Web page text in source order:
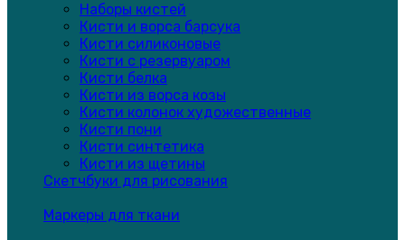
Наборы кистей
Кисти и ворса барсука
Кисти силиконовые
Кисти с резервуаром
Кисти белка
Кисти из ворса козы
Кисти колонок художественные
Кисти пони
Кисти синтетика
Кисти из щетины
Скетчбуки для рисования
Маркеры для ткани